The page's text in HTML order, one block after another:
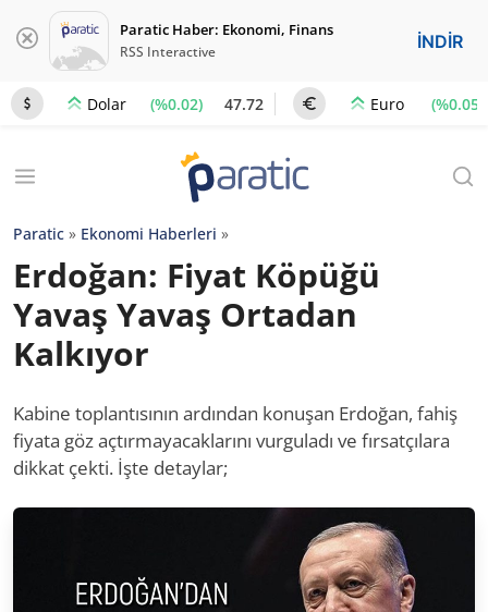
Paratic Haber: Ekonomi, Finans
RSS Interactive İNDİR
Dolar (%0.02) 47.72 Euro (%0.05)
Paratic » Ekonomi Haberleri »
Erdoğan: Fiyat Köpüğü
Yavaş Yavaş Ortadan
Kalkıyor
Kabine toplantısının ardından konuşan Erdoğan, fahiş
fiyata göz açtırmayacaklarını vurguladı ve fırsatçılara
dikkat çekti. İşte detaylar;